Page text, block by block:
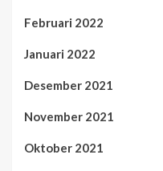
Februari 2022
Januari 2022
Desember 2021
November 2021
Oktober 2021